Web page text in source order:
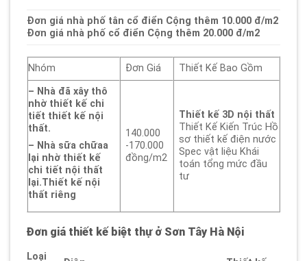
Đơn giá nhà phố tân cổ điển Cộng thêm 10.000 đ/m2
Đơn giá nhà phố cổ điển Cộng thêm 20.000 đ/m2
Nhóm Đơn Giá
Thiết Kế Bao Gồm
– Nhà đã xây thô
nhờ thiết kế chi
tiết thiết kế nội
thất.
– Nhà sữa chữaa
lại nhờ thiết kế
chi tiết nội thất
lại.Thiết kế nội
thất riêng
140.000
-170.000
đồng/m2
Thiết kế 3D nội thất
Thiết Kế Kiến Trúc Hồ
sơ thiết kế điện nước
Spec vật liệu Khái
toán tổng mức đầu
tư
Đơn giá thiết kế biệt thự ở Sơn Tây Hà Nội
Loại